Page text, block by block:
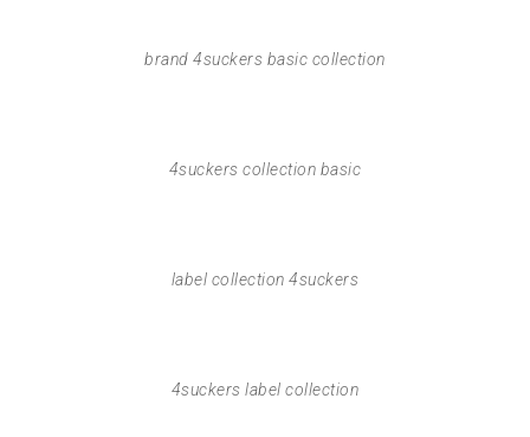
brand 4suckers basic collection
4suckers collection basic
label collection 4suckers
4suckers label collection